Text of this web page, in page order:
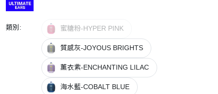
類別: 蜜糖粉-HYPER PINK
質感灰-JOYOUS BRIGHTS
薰衣紫-ENCHANTING LILAC
海水藍-COBALT BLUE